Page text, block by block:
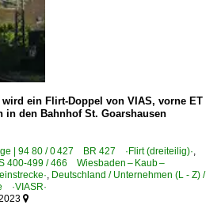
ein Flirt-Doppel von VIAS, vorne ET
in den Bahnhof St. Goarshausen
| 94 80 / 0 427 BR 427 ·Flirt (dreiteilig)·
400-499 / 466 Wiesbaden – Kaub –
Deutschland / Unternehmen (L - Z) /
·VIASR·
